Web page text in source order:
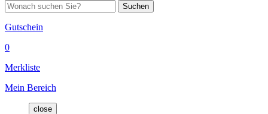
Suchen
Gutschein
0
Merkliste
Mein Bereich
close